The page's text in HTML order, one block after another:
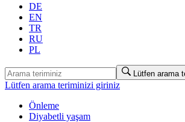
DE
EN
TR
RU
PL
Lütfen arama
Lütfen arama teriminizi giriniz
Önleme
Diyabetli yaşam